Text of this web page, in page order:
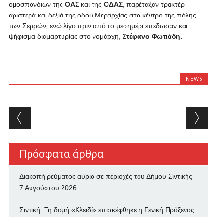
ομοσπονδιών της ΟΑΣκαι της ΟΔΑΣ, παρέταξαν τρακτέρ
αριστερά και δεξιά της οδού Μεραρχίας στο κέντρο της πόλης
των Σερρών, ενώ λίγο πριν από το μεσημέρι επέδωσαν και
ψήφισμα διαμαρτυρίας στο νομάρχη, Στέφανο Φωτιάδη.
NEWS
Post navigation
Πρόσφατα άρθρα
Διακοπή ρεύματος αύριο σε περιοχές του Δήμου Σιντικής
7 Αυγούστου 2026
Σιντική: Τη δομή «Κλειδί» επισκέφθηκε η Γενική Πρόξενος